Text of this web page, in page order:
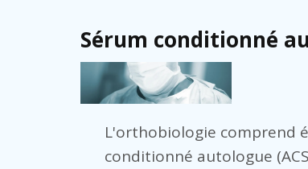
Sérum conditionné
L'orthobiologie comprend
conditionné autologue